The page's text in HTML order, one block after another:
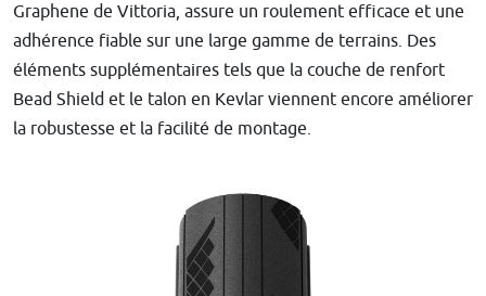
Graphene de Vittoria, assure un roulement efficace et une
adhérence fiable sur une large gamme de terrains. Des
éléments supplémentaires tels que la couche de renfort
Bead Shield et le talon en Kevlar viennent encore améliorer
la robustesse et la facilité de montage.